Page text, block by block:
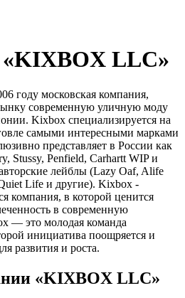
LLC»
году московская компания,
современную уличную моду
Kixbox специализируется на
самыми интересными марками
представляет в России как
Stussy, Penfield, Carhartt WIP и
лейблы (Lazy Oaf, Alife
Life и другие). Kixbox -
компания, в которой ценится
в современную
— это молодая команда
инициатива поощряется и
развития и роста.
«KIXBOX LLC»